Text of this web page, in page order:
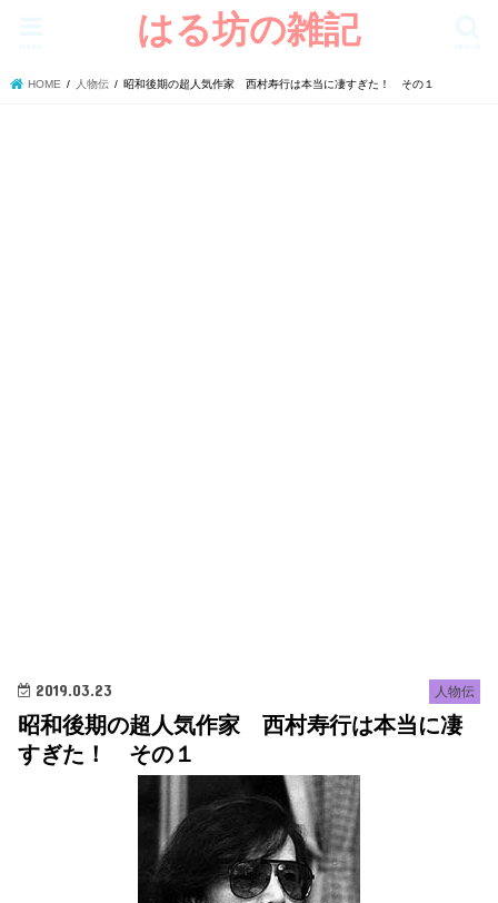
はる坊の雑記
HOME 人物伝 昭和後期の超人気作家 西村寿行は本当に凄すぎた！ その１
人物伝
2019.03.23
昭和後期の超人気作家 西村寿行は本当に凄
すぎた！ その１